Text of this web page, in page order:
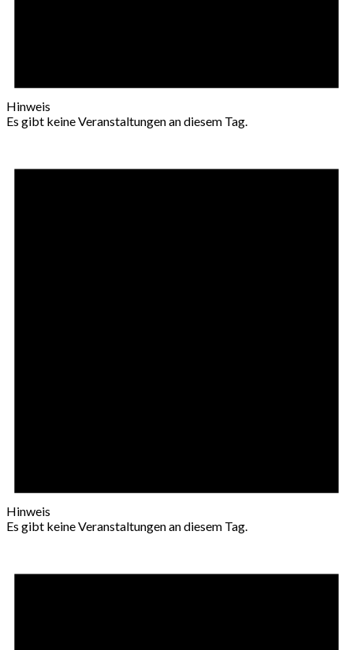
Hinweis
Es gibt keine Veranstaltungen an diesem Tag.
Hinweis
Es gibt keine Veranstaltungen an diesem Tag.